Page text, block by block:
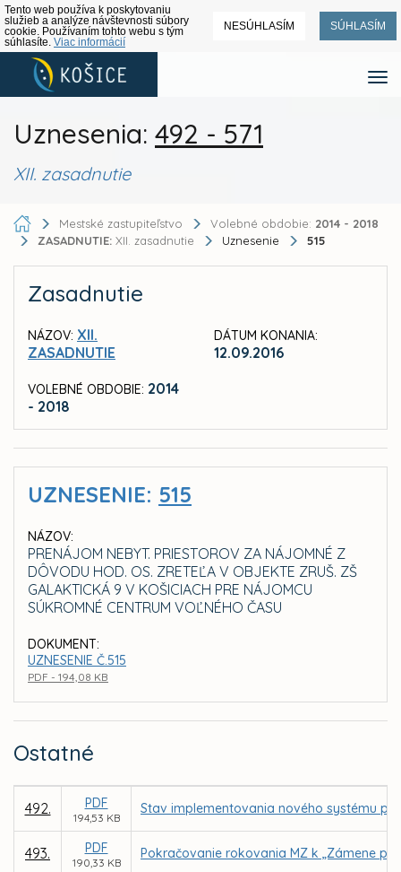
Tento web používa k poskytovaniu
služieb a analýze návštevnosti súbory
cookie. Používaním tohto webu s tým
súhlasíte. Viac informácií
NESÚHLASÍM SÚHLASÍM
Uznesenia: 492 - 571
XII. zasadnutie
Mestské zastupiteľstvo Volebné obdobie: 2014 - 2018
ZASADNUTIE: XII. zasadnutie Uznesenie 515
Zasadnutie
NÁZOV: XII.
ZASADNUTIE
VOLEBNÉ OBDOBIE: 2014
- 2018
DÁTUM KONANIA:
12.09.2016
UZNESENIE: 515
NÁZOV:
PRENÁJOM NEBYT. PRIESTOROV ZA NÁJOMNÉ Z
DÔVODU HOD. OS. ZRETEĽA V OBJEKTE ZRUŠ. ZŠ
GALAKTICKÁ 9 V KOŠICIACH PRE NÁJOMCU
SÚKROMNÉ CENTRUM VOĽNÉHO ČASU
DOKUMENT:
UZNESENIE Č.515
PDF - 194,08 KB
Ostatné
492. PDF
194,53 KB
Stav implementovania nového systému
493. PDF
190,33 KB
Pokračovanie rokovania MZ k „Zámene